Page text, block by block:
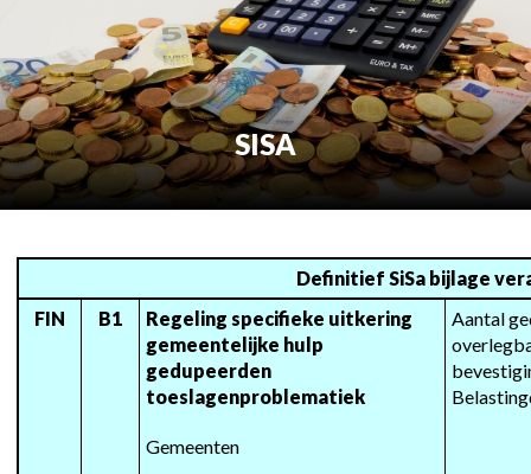
SISA
Definitief SiSa bijlage
FIN
B1
Regeling specifieke uitkering
gemeentelijke hulp
gedupeerden
toeslagenproblematiek
Aantal
Gemeenten